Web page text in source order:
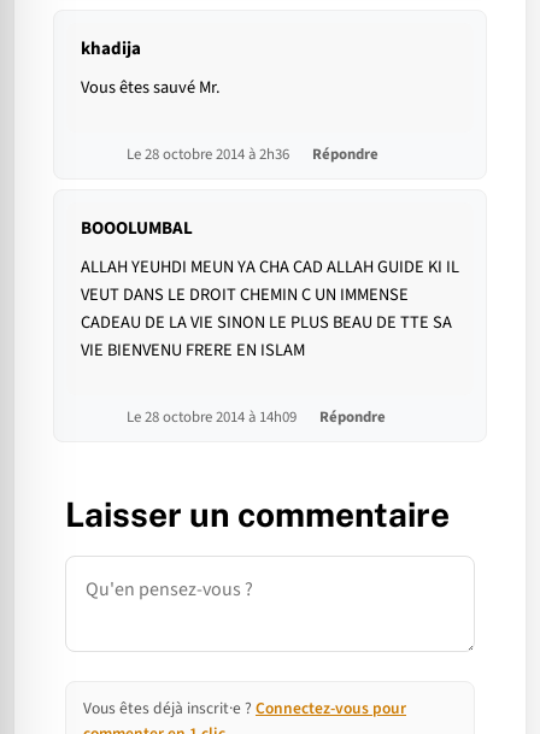
khadija
Vous êtes sauvé Mr.
Le 28 octobre 2014 à 2h36 Répondre
BOOOLUMBAL
ALLAH YEUHDI MEUN YA CHA CAD ALLAH GUIDE KI IL
VEUT DANS LE DROIT CHEMIN C UN IMMENSE
CADEAU DE LA VIE SINON LE PLUS BEAU DE TTE SA
VIE BIENVENU FRERE EN ISLAM
Le 28 octobre 2014 à 14h09 Répondre
Laisser un commentaire
Commentaire
Vous êtes déjà inscrit·e ? Connectez-vous pour